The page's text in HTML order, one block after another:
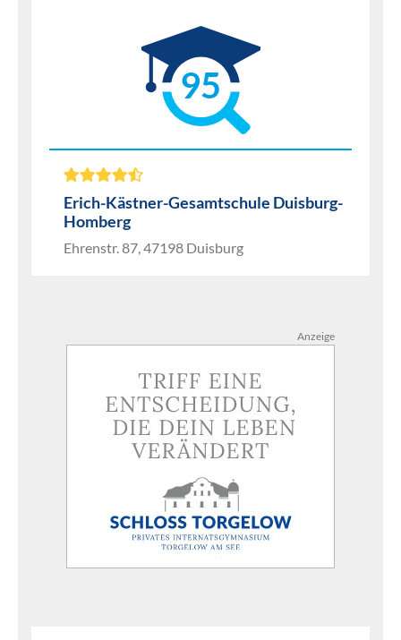
95
Erich-Kästner-Gesamtschule Duisburg-
Homberg
Ehrenstr. 87, 47198 Duisburg
Anzeige